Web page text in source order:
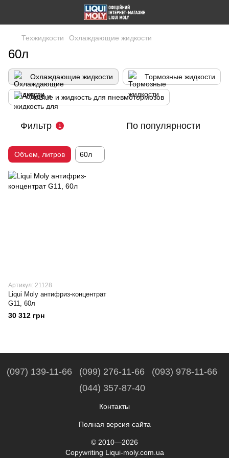
Техжидкости Охлаждающие жидкости
60л
Охлаждающие жидкости Тормозные жидкости
AdBlue и жидкость для пневмотормозов
Фильтр 1 По популярности
Объем, литров 60л
Артикул: 21128
Liqui Moly антифриз-концентрат
G11, 60л
30 312 грн
(097) 139-11-66 (099) 276-11-66
(093) 978-11-66
(044) 357-87-40
Контакты
Полная версия сайта
© 2010—2026
Copywriting Liqui-moly.com.ua